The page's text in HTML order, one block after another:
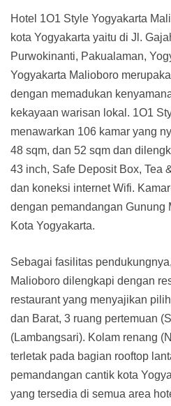
Hotel 1O1 Style Yogyakarta
kota Yogyakarta yaitu di Jl.
Purwokinanti, Pakualaman,
Yogyakarta Malioboro
dengan memadukan
kekayaan warisan lokal. 1O1
menawarkan 106 kamar yang
48 sqm, dan 52 sqm dan
43 inch, Safe Deposit Box, Tea
dan koneksi internet Wifi.
dengan pemandangan Gunung
Kota Yogyakarta.
Sebagai fasilitas
Malioboro dilengkapi dengan
restaurant yang menyajikan
dan Barat, 3 ruang pertemuan
(Lambangsari). Kolam renang
terletak pada bagian rooftop
pemandangan cantik kota
yang tersedia di semua area